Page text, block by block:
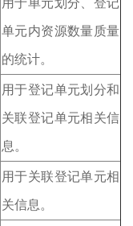
单元内资源数量质量
的统计。
用于登记单元划分和
关联登记单元相关信
息。
用于关联登记单元相
关信息。